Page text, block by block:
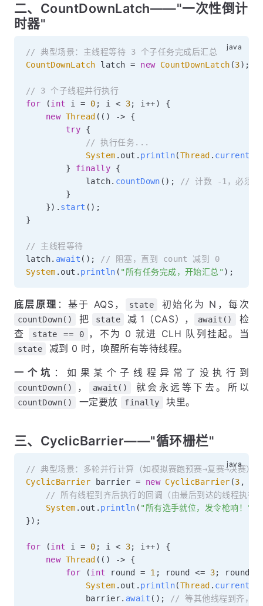
二、CountDownLatch——"一次性倒计
时器"
// 典型场景：主线程等待 3 个子任务完成后汇总
CountDownLatch latch = new CountDownLatch (3) ;
// 3 个子线程并行执行
for
(int i = 0 ; i < 3; i ++)
{
new Thread ( ( ) ->
{
try
{
// 执行任务...
System . out . println(Thread .
}
finally
{
            latch
. countDown ( ) ;
// 计数 -1，必须
}
}) . start ( ) ;
}
// 主线程等待
latch. await ( ) ;
// 阻塞，直到 count 减到 0
System . out . println ( "所有任务完成，开始汇总" ) ;
底层原理 ：基于 AQS， state 初始化为 N，每次
countDown() 把 state 减 1（CAS）， await()
检
查
state == 0 ，不为 0 就进 CLH 队列挂起。当
state 减到 0 时，唤醒所有等待线程。
一个坑 ：如果某个子线程异常了没执行到
countDown() ， await() 就会永远等下去。所以
countDown() 一定要放 finally 块里。
三、CyclicBarrier——"循环栅栏"
// 典型场景：多轮并行计算（如模拟赛跑预赛→复赛→决赛）
CyclicBarrier barrier = new CyclicBarrier (3 ,
// 所有线程到齐后执行的回调（由最后到达的线程执行
System . out . println ( "所有选手就位，发令枪响！"
}) ;
for (int i = 0 ; i < 3; i ++)
{
new Thread ( ( ) ->
{
for
(int round = 1 ; round <= 3; round
System . out . println(Thread .
            barrier
. await ( ) ;
// 等其他线程到齐，到